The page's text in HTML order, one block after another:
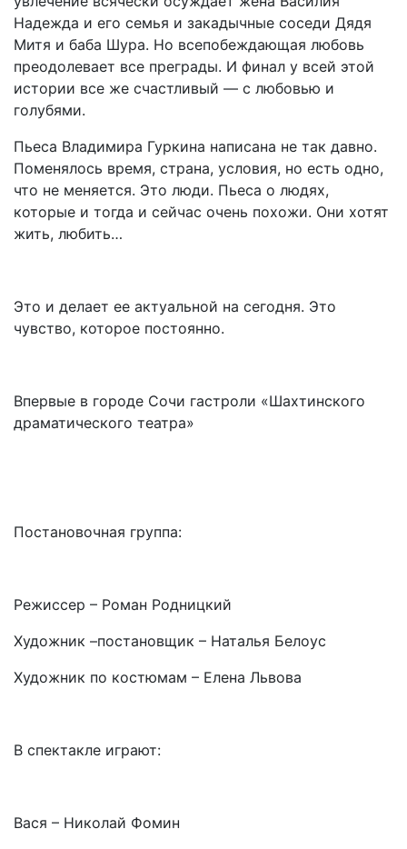
Надежда и его семья и закадычные соседи Дядя
Митя и баба Шура. Но всепобеждающая любовь
преодолевает все преграды. И финал у всей этой
истории все же счастливый — с любовью и
голубями.
Пьеса Владимира Гуркина написана не так давно.
Поменялось время, страна, условия, но есть одно,
что не меняется. Это люди. Пьеса о людях,
которые и тогда и сейчас очень похожи. Они хотят
жить, любить…
Это и делает ее актуальной на сегодня. Это
чувство, которое постоянно.
Впервые в городе Сочи гастроли «Шахтинского
драматического театра»
Постановочная группа:
Режиссер – Роман Родницкий
Художник –постановщик – Наталья Белоус
Художник по костюмам – Елена Львова
В спектакле играют:
Вася – Николай Фомин